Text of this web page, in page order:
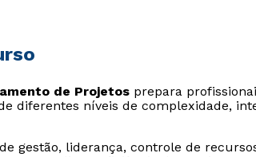
de Projetos prepara
diferentes níveis de complexidade,
gestão, liderança, controle de